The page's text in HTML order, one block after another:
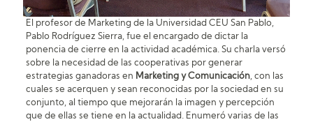
El profesor de Marketing de la Universidad CEU San Pablo,
Pablo Rodríguez Sierra, fue el encargado de dictar la
ponencia de cierre en la actividad académica. Su charla versó
sobre la necesidad de las cooperativas por generar
estrategias ganadoras en Marketing y Comunicación, con las
cuales se acerquen y sean reconocidas por la sociedad en su
conjunto, al tiempo que mejorarán la imagen y percepción
que de ellas se tiene en la actualidad. Enumeró varias de las